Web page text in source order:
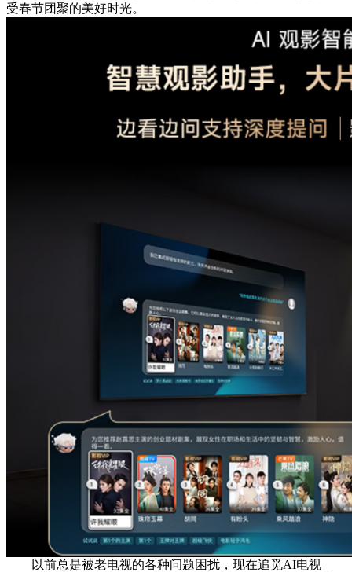
受春节团聚的美好时光。
以前总是被老电视的各种问题困扰，现在追觅AI电视